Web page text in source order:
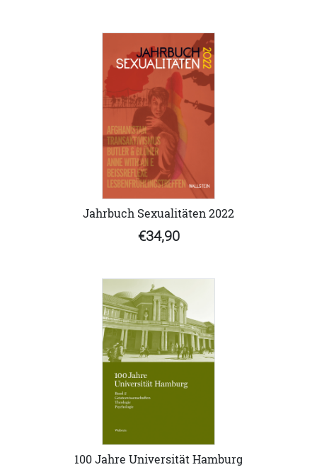
Jahrbuch Sexualitäten 2022
€34,90
100 Jahre Universität Hamburg